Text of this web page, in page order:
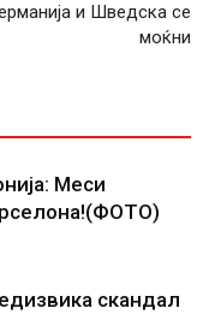
и Шведска се
моќни
Меси
скандал